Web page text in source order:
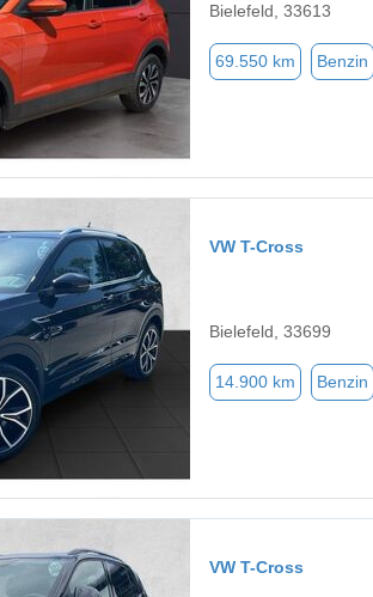
Bielefeld, 33613
69.550 km Benzin
VW T-Cross
Bielefeld, 33699
14.900 km Benzin
VW T-Cross